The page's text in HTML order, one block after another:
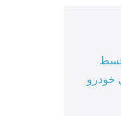
قسط
خودرو